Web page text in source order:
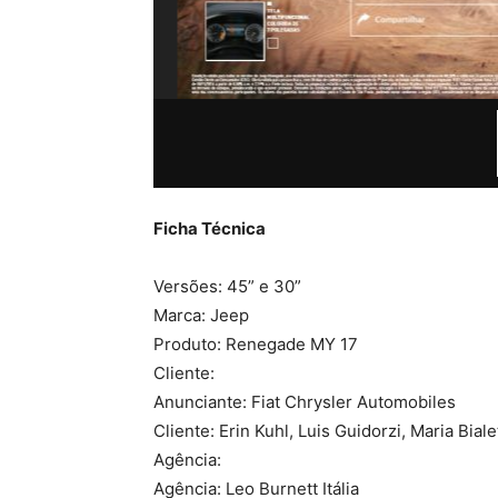
Ficha Técnica
Versões: 45” e 30”
Marca: Jeep
Produto: Renegade MY 17
Cliente:
Anunciante: Fiat Chrysler Automobiles
Cliente: Erin Kuhl, Luis Guidorzi, Maria
Agência:
Agência: Leo Burnett Itália